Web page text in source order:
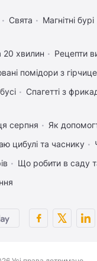
Свята Магнітні бурі
20 хвилин Рецепти
помідори з
Спагетті з
серпня Як
цибулі та часнику
Що робити в саду